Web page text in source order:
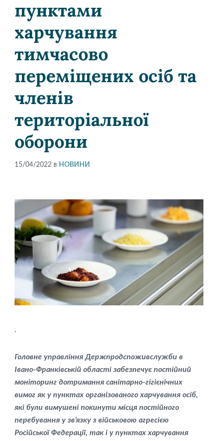
пунктами
харчування
тимчасово
переміщених осіб та
членів
територіальної
оборони
15/04/2022 в НОВИНИ
.
Головне управління Держпродспоживслужби в
Івано-Франківській області забезпечує постійний
моніторинг дотримання санітарно-гігієнічних
вимог як у пунктах організованого харчування осіб,
які були вимушені покинути місця постійного
перебування у зв’язку з військовою агресією
Російської Федерації, так і у пунктах харчування